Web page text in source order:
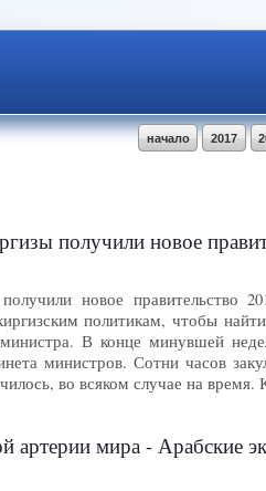
2017
начало
получили новое
новое правительство
политикам, чтобы
В конце минувшей
министров. Сотни часов
во всяком случае на
артерии мира - Арабские